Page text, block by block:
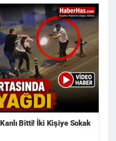
Bitti! İki Kişiye Sokak